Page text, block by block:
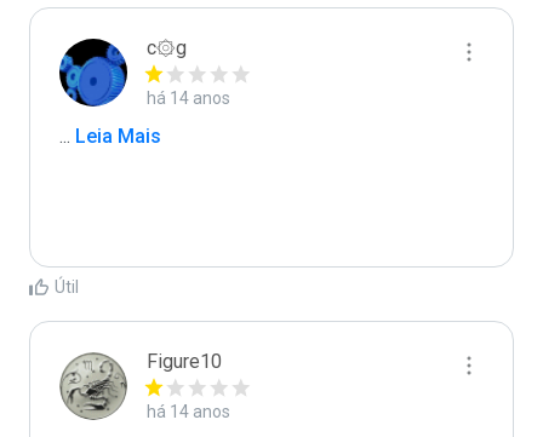
c۞g
há 14 anos
... Leia Mais
Útil
Figure10
há 14 anos